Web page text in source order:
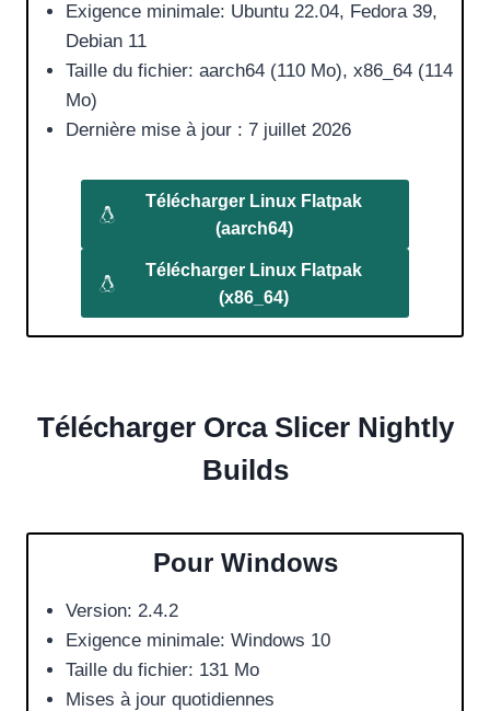
Exigence minimale: Ubuntu 22.04, Fedora 39,
Debian 11
Taille du fichier: aarch64 (110 Mo), x86_64 (114
Mo)
Dernière mise à jour : 7 juillet 2026
Télécharger Linux Flatpak
(aarch64)
Télécharger Linux Flatpak
(x86_64)
Télécharger Orca Slicer Nightly
Builds
Pour Windows
Version: 2.4.2
Exigence minimale: Windows 10
Taille du fichier: 131 Mo
Mises à jour quotidiennes